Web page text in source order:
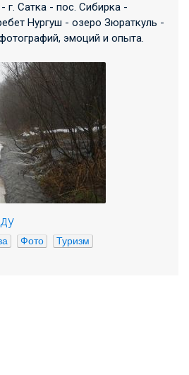
г. Сатка - пос. Сибирка -
Нургуш - озеро Зюраткуль -
эмоций и опыта.
Фото Туризм